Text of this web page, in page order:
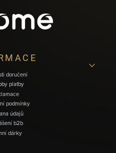
doručení
platby
podmínky
údajů
b2b
dárky